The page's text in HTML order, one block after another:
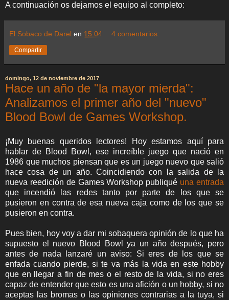
A continuación os dejamos el equipo al completo:
El Sobaco de Darel en 15:04 4 comentarios:
Compartir
domingo, 12 de noviembre de 2017
Hace un año de "la mayor mierda":
Analizamos el primer año del "nuevo"
Blood Bowl de Games Workshop.
¡Muy buenas queridos lectores! Hoy estamos aquí para
hablar de Blood Bowl, ese increíble juego que nació en
1986 que muchos piensan que es un juego nuevo que salió
hace cosa de un año. Coincidiendo con la salida de la
nueva reedición de Games Workshop publiqué una entrada
que incendió las redes tanto por parte de los que se
pusieron en contra de esa nueva caja como de los que se
pusieron en contra.
Pues bien, hoy voy a dar mi sobaquera opinión de lo que ha
supuesto el nuevo Blood Bowl ya un año después, pero
antes de nada lanzaré un aviso: Si eres de los que se
enfada cuando pierde, si te va más la vida en este hobby
que en llegar a fin de mes o el resto de la vida, si no eres
capaz de entender que esto es una afición o un hobby, si no
aceptas las bromas o las opiniones contrarias a la tuya, si